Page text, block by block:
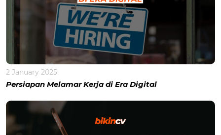
2 January 2025
Persiapan Melamar Kerja di Era Digital